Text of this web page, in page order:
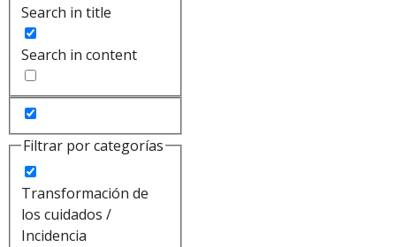
Search in title
Search in content
Filtrar por categorías
Transformación de
los cuidados /
Incidencia